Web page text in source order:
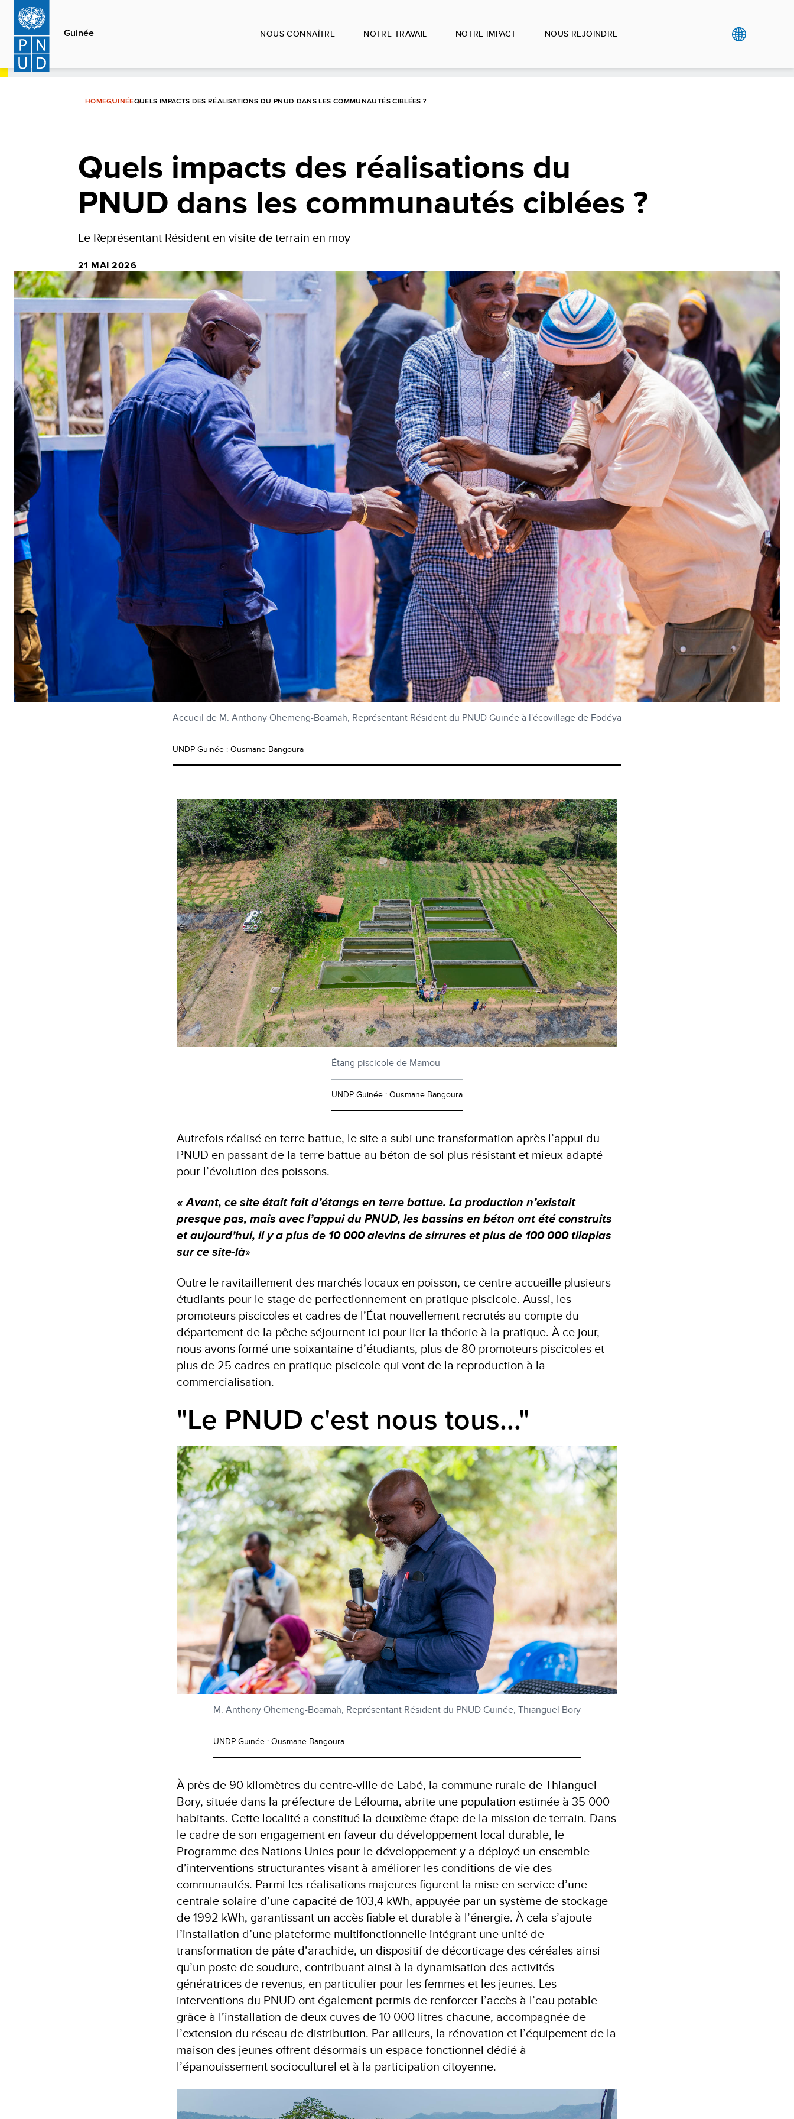
Aller
contenu
principal
Guinée NOUS CONNAÎTRE NOTRE TRAVAIL NOTRE IMPACT NOUS REJOINDRE
HOMEGUINÉEQUELS IMPACTS DES RÉALISATIONS DU PNUD DANS LES COMMUNAUTÉS CIBLÉES ?
Quels impacts des réalisations du
PNUD dans les communautés ciblées ?
Le Représentant Résident en visite de terrain en moy
21 MAI 2026
Accueil de M. Anthony Ohemeng-Boamah, Représentant Résident du PNUD Guinée à l'écovillage de Fodéya
UNDP Guinée : Ousmane Bangoura
Étang piscicole de Mamou
UNDP Guinée : Ousmane Bangoura
Autrefois réalisé en terre battue, le site a subi une transformation après l’appui du
PNUD en passant de la terre battue au béton de sol plus résistant et mieux adapté
pour l’évolution des poissons.
« Avant, ce site était fait d’étangs en terre battue. La production n’existait
presque pas, mais avec l’appui du PNUD, les bassins en béton ont été construits
et aujourd’hui, il y a plus de 10 000 alevins de sirrures et plus de 100 000 tilapias
sur ce site-là»
Outre le ravitaillement des marchés locaux en poisson, ce centre accueille plusieurs
étudiants pour le stage de perfectionnement en pratique piscicole. Aussi, les
promoteurs piscicoles et cadres de l’État nouvellement recrutés au compte du
département de la pêche séjournent ici pour lier la théorie à la pratique. À ce jour,
nous avons formé une soixantaine d’étudiants, plus de 80 promoteurs piscicoles et
plus de 25 cadres en pratique piscicole qui vont de la reproduction à la
commercialisation.
"Le PNUD c'est nous tous..."
M. Anthony Ohemeng-Boamah, Représentant Résident du PNUD Guinée, Thianguel Bory
UNDP Guinée : Ousmane Bangoura
À près de 90 kilomètres du centre-ville de Labé, la commune rurale de Thianguel
Bory, située dans la préfecture de Lélouma, abrite une population estimée à 35 000
habitants. Cette localité a constitué la deuxième étape de la mission de terrain. Dans
le cadre de son engagement en faveur du développement local durable, le
Programme des Nations Unies pour le développement y a déployé un ensemble
d’interventions structurantes visant à améliorer les conditions de vie des
communautés. Parmi les réalisations majeures figurent la mise en service d’une
centrale solaire d’une capacité de 103,4 kWh, appuyée par un système de stockage
de 1992 kWh, garantissant un accès fiable et durable à l’énergie. À cela s’ajoute
l’installation d’une plateforme multifonctionnelle intégrant une unité de
transformation de pâte d’arachide, un dispositif de décorticage des céréales ainsi
qu’un poste de soudure, contribuant ainsi à la dynamisation des activités
génératrices de revenus, en particulier pour les femmes et les jeunes. Les
interventions du PNUD ont également permis de renforcer l’accès à l’eau potable
grâce à l’installation de deux cuves de 10 000 litres chacune, accompagnée de
l’extension du réseau de distribution. Par ailleurs, la rénovation et l’équipement de la
maison des jeunes offrent désormais un espace fonctionnel dédié à
l’épanouissement socioculturel et à la participation citoyenne.